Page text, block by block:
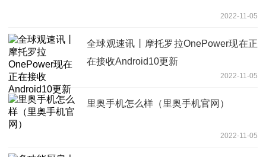
2022-11-05
全球观速讯丨摩托罗拉OnePower现在正
在接收Android10更新
2022-11-05
里奥手机怎么样（里奥手机官网）
2022-11-05